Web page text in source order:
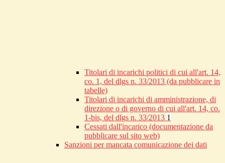
Titolari di incarichi politici di cui all'art. 14,
co. 1, del dlgs n. 33/2013 (da pubblicare in
tabelle)
Titolari di incarichi di amministrazione, di
direzione o di governo di cui all'art. 14, co.
1-bis, del dlgs n. 33/2013 1
Cessati dall'incarico (documentazione da
pubblicare sul sito web)
Sanzioni per mancata comunicazione dei dati